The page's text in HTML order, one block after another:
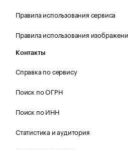
Правила использования сервиса
Правила использования
Контакты
Справка по сервису
Поиск по ОГРН
Поиск по ИНН
Статистика и аудитория